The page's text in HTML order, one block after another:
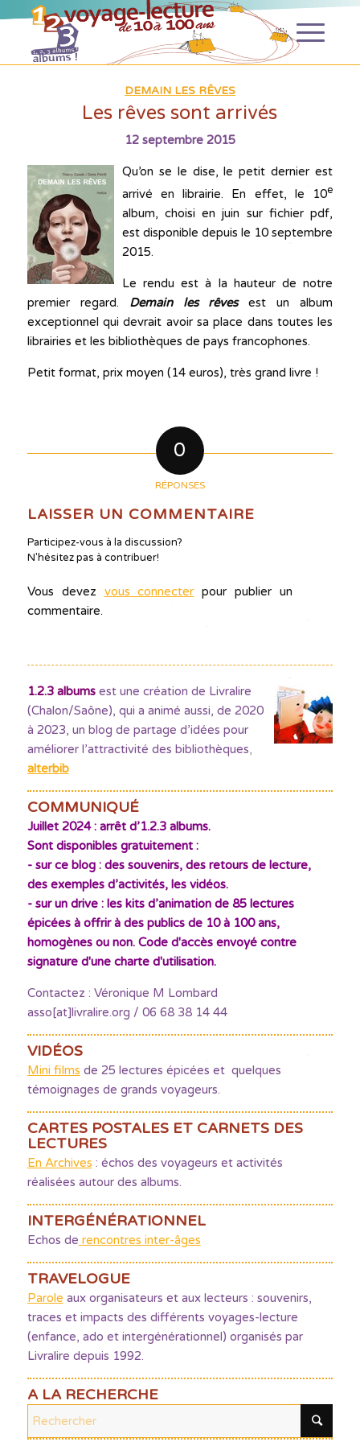
DEMAIN LES RÊVES
Les rêves sont arrivés
12 septembre 2015
Qu’on se le dise, le petit dernier est
arrivé en librairie. En effet, le 10e
album, choisi en juin sur fichier pdf,
est disponible depuis le 10 septembre
2015.
Le rendu est à la hauteur de notre
premier regard. Demain les rêvesest un album
exceptionnel qui devrait avoir sa place dans toutes les
librairies et les bibliothèques de pays francophones.
Petit format, prix moyen (14 euros), très grand livre !
0
RÉPONSES
LAISSER UN COMMENTAIRE
Participez-vous à la discussion?
N'hésitez pas à contribuer!
Vous devez vous connecter pour publier un
commentaire.
1.2.3 albumsest une création de Livralire
(Chalon/Saône), qui a animé aussi, de 2020
à 2023, un blog de partage d’idées pour
améliorer l’attractivité des bibliothèques,
alterbib
COMMUNIQUÉ
Juillet 2024 : arrêt d’1.2.3 albums.
Sont disponibles gratuitement :
- sur ce blog : des souvenirs, des retours de lecture,
des exemples d’activités, les vidéos.
- sur un drive : les kits d’animation de 85 lectures
épicées à offrir à des publics de 10 à 100 ans,
homogènes ou non. Code d'accès envoyé contre
signature d'une charte d'utilisation.
Contactez : Véronique M Lombard
asso[at]livralire.org / 06 68 38 14 44
VIDÉOS
Mini films de 25 lectures épicées et quelques
témoignages de grands voyageurs.
CARTES POSTALES ET CARNETS DES
LECTURES
En Archives : échos des voyageurs et activités
réalisées autour des albums.
INTERGÉNÉRATIONNEL
Echos de rencontres inter-âges
TRAVELOGUE
Parole aux organisateurs et aux lecteurs : souvenirs,
traces et impacts des différents voyages-lecture
(enfance, ado et intergénérationnel) organisés par
Livralire depuis 1992.
A LA RECHERCHE